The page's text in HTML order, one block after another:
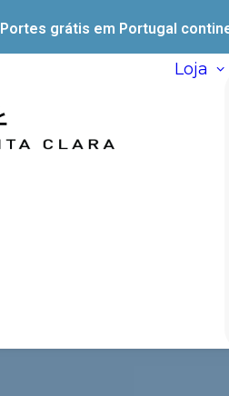
Portes grátis em Portugal
Loja